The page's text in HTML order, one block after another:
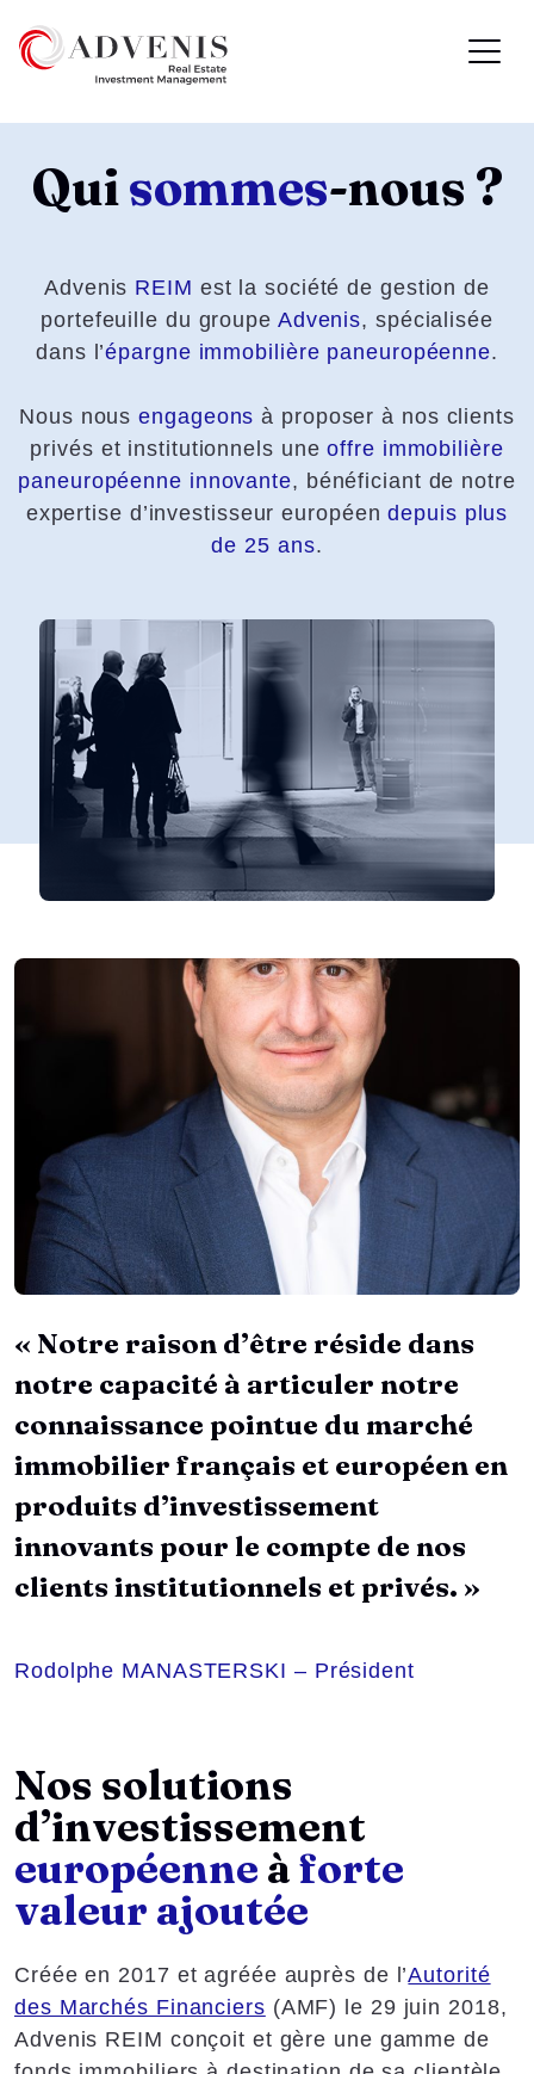
Quisommes-nous ?
Advenis REIM est la société de gestion de
portefeuille du groupe Advenis, spécialisée
dans l’épargne immobilière paneuropéenne.
Nous nousengageons à proposer à nos clients
privés et institutionnels uneoffre immobilière
paneuropéenne innovante, bénéficiant de notre
expertise d’investisseur européendepuis plus
de 25 ans.
« Notre raison d’être réside dans
notre capacité à articuler notre
connaissance pointue du marché
immobilier français et européen en
produits d’investissement
innovants pour le compte de nos
clients institutionnels et privés. »
Rodolphe MANASTERSKI – Président
Nos solutions
d’investissement
européenne àforte
valeur ajoutée
Créée en 2017 et agréée auprès de l’Autorité
des Marchés Financiers (AMF) le 29 juin 2018,
Advenis REIM conçoit et gère une gamme de